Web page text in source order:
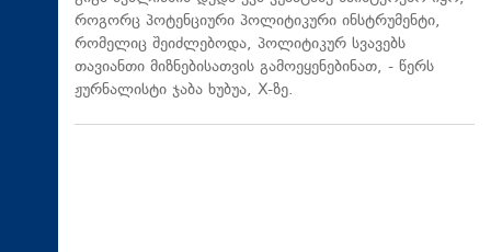
როგორც პოტენციური პოლიტიკური ინსტრუმენტი,
რომელიც შეიძლებოდა, პოლიტიკურ სვავებს
თავიანთი მიზნებისათვის გამოეყენებინათ, - წერს
ჟურნალისტი ჯაბა ხუბუა, X-ზე.